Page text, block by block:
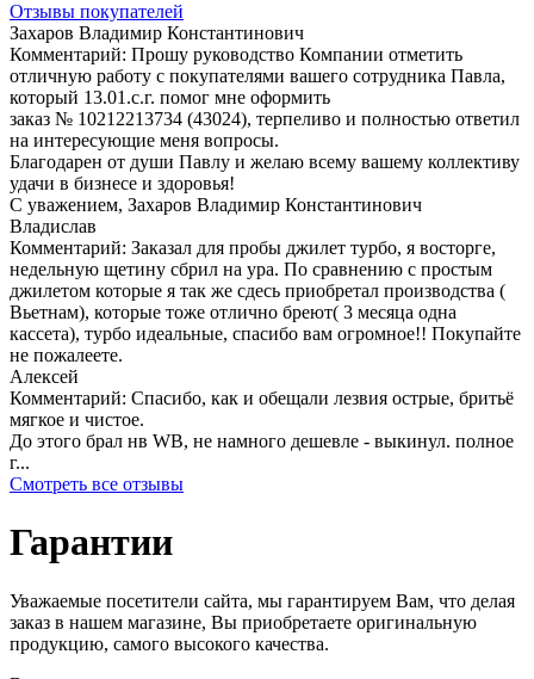
Отзывы покупателей
Захаров Владимир Константинович
Комментарий: Прошу руководство Компании отметить
отличную работу с покупателями вашего сотрудника Павла,
который 13.01.с.г. помог мне оформить
заказ № 10212213734 (43024), терпеливо и полностью ответил
на интересующие меня вопросы.
Благодарен от души Павлу и желаю всему вашему коллективу
удачи в бизнесе и здоровья!
С уважением, Захаров Владимир Константинович
Владислав
Комментарий: Заказал для пробы джилет турбо, я восторге,
недельную щетину сбрил на ура. По сравнению с простым
джилетом которые я так же сдесь приобретал производства (
Вьетнам), которые тоже отлично бреют( 3 месяца одна
кассета), турбо идеальные, спасибо вам огромное!! Покупайте
не пожалеете.
Алексей
Комментарий: Спасибо, как и обещали лезвия острые, бритьё
мягкое и чистое.
До этого брал нв WB, не намного дешевле - выкинул. полное
г...
Смотреть все отзывы
Гарантии
Уважаемые посетители сайта, мы гарантируем Вам, что делая
заказ в нашем магазине, Вы приобретаете оригинальную
продукцию, самого высокого качества.